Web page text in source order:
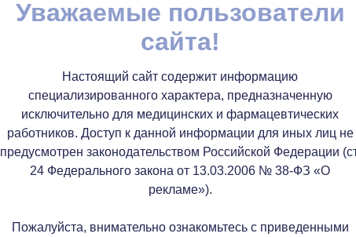
Уважаемые пользователи
сайта!
Настоящий сайт содержит информацию
специализированного характера, предназначенную
исключительно для медицинских и фармацевтических
работников. Доступ к данной информации для иных лиц не
предусмотрен законодательством Российской Федерации
24 Федерального закона от 13.03.2006 № 38-ФЗ «О
рекламе»).
Пожалуйста, внимательно ознакомьтесь с приведенными